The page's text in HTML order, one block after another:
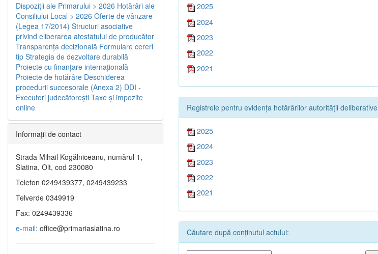
2025
2024
2023
2022
2021
Registrele pentru evidența hotărârilor autorității deliberative
2025
2024
2023
2022
2021
Căutare după conținutul actului:
Dispoziţii ale Primarului > 2026 Hotărâri ale
Consiliului Local > 2026 Oferte de vânzare
(Legea 17/2014) Structuri asociative
privind eliberarea atestatului de producător
Transparenţa decizională Formulare cereri
tip Strategia de dezvoltare durabilă
Proiecte cu finanţare internaţională
Proiecte de hotărâre Deschiderea
procedurii succesorale (Anexa 2) DDI -
Executori judecătorești Taxe şi impozite
online
Informaţii de contact
Strada Mihail Kogălniceanu, numărul 1,
Slatina, Olt, cod 230080
Telefon 0249439377, 0249439233
Telverde 0349919
Fax: 0249439336
e-mail: office@primariaslatina.ro